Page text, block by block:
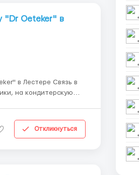
"Dr Oeteker" в
Связь в
на кондитерскую
Откликнуться